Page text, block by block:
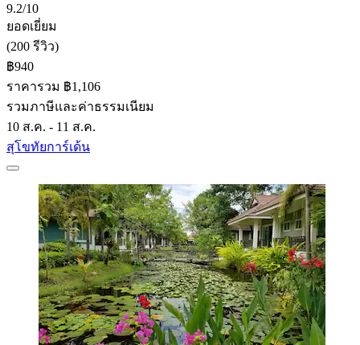
9.2/10
ยอดเยี่ยม
(200 รีวิว)
฿940
ราคารวม ฿1,106
รวมภาษีและค่าธรรมเนียม
10 ส.ค. - 11 ส.ค.
สุโขทัยการ์เด้น